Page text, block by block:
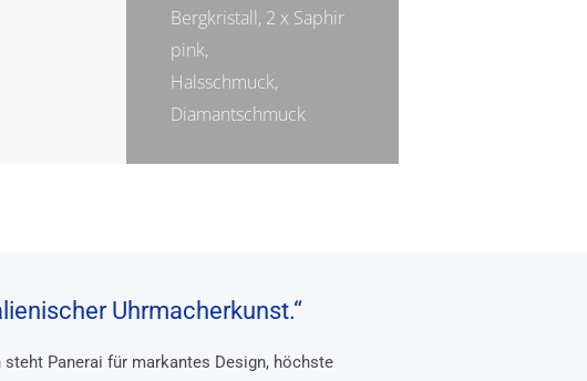
Bergkristall, 2 x Saphir
pink,
Halsschmuck,
Diamantschmuck
Uhrmacherkunst.“
steht Panerai für markantes Design, höchste